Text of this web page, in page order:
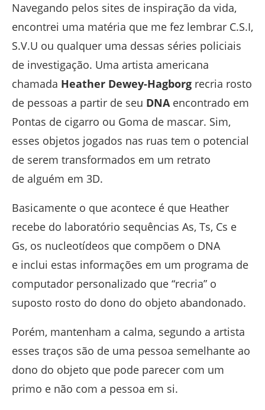
Navegando pelos sites de inspiração da vida,
encontrei uma matéria que me fez lembrar C.S.I,
S.V.U ou qualquer uma dessas séries policiais
de investigação. Uma artista americana
chamada Heather Dewey-Hagborg recria rosto
de pessoas a partir de seu DNAencontrado em
Pontas de cigarro ou Goma de mascar. Sim,
esses objetos jogados nas ruas tem o potencial
de serem transformados em um retrato
de alguém em 3D.
Basicamente o que acontece é que Heather
recebe do laboratório sequências As, Ts, Cs e
Gs, os nucleotídeos que compõem o DNA
e inclui estas informações em um programa de
computador personalizado que “recria” o
suposto rosto do dono do objeto abandonado.
Porém, mantenham a calma, segundo a artista
esses traços são de uma pessoa semelhante ao
dono do objeto que pode parecer com um
primo e não com a pessoa em si.